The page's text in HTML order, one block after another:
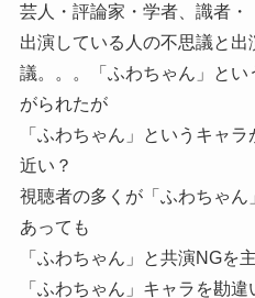
芸人・評論家・学者、識者・
出演している人の不思議と出
議。。。「ふわちゃん」と
がられたが
「ふわちゃん」というキャ
近い？
視聴者の多くが「ふわちゃ
あっても
「ふわちゃん」と共演NGを
「ふわちゃん」キャラを勘